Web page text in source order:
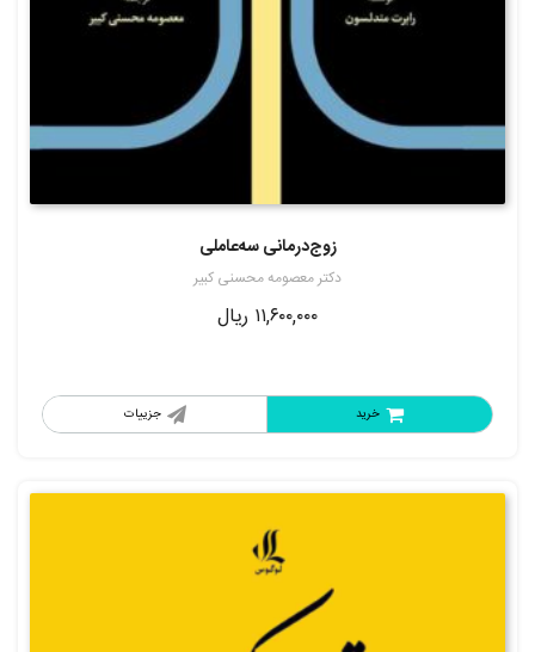
زوج‌درمانی سه‌عاملی
دکتر معصومه محسنی کبیر
۱۱,۶۰۰,۰۰۰ ریال
جزییات خرید